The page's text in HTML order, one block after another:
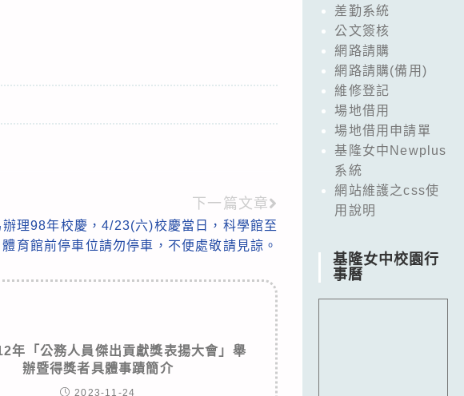
下一篇文章
辦理98年校慶，4/23(六)校慶當日，科學館至
體育館前停車位請勿停車，不便處敬請見諒。
年「公務人員傑出貢獻獎表揚大會」舉
辦暨得獎者具體事蹟簡介
2023-11-24
差勤系統
公文簽核
網路請購
網路請購(備用)
維修登記
場地借用
場地借用申請單
基隆女中Newplus
系統
網站維護之css使
用說明
基隆女中校園行
事曆